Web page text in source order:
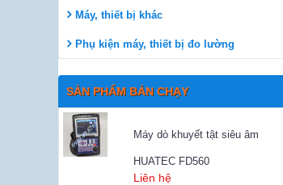
Máy, thiết bị khác
Phụ kiện máy, thiết bị đo lường
SẢN PHẨM BÁN CHẠY
Máy dò khuyết tật siêu âm
HUATEC FD560
Liên hệ